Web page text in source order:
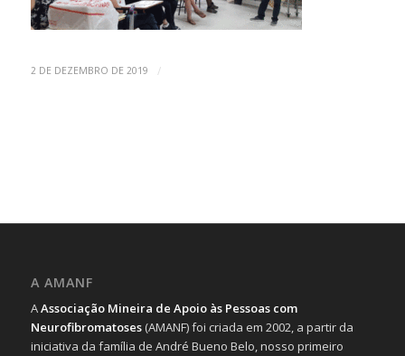
2 DE DEZEMBRO DE 2019 /
A AMANF
AAssociação Mineira de Apoio às Pessoas com
Neurofibromatoses(AMANF) foi criada em 2002, a partir da
iniciativa da família de André Bueno Belo, nosso primeiro